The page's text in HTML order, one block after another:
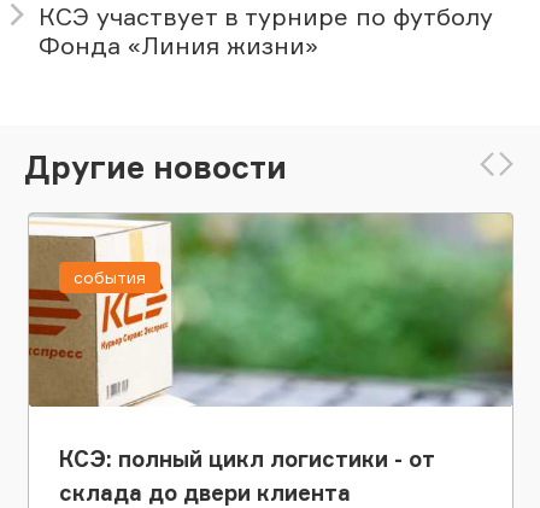
КСЭ участвует в турнире по футболу
Фонда «Линия жизни»
Другие новости
КСЭ: полный цикл логистики - от
склада до двери клиента
события